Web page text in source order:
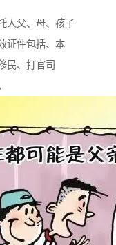
人父、母、孩子
证件包括、本
民、打官司